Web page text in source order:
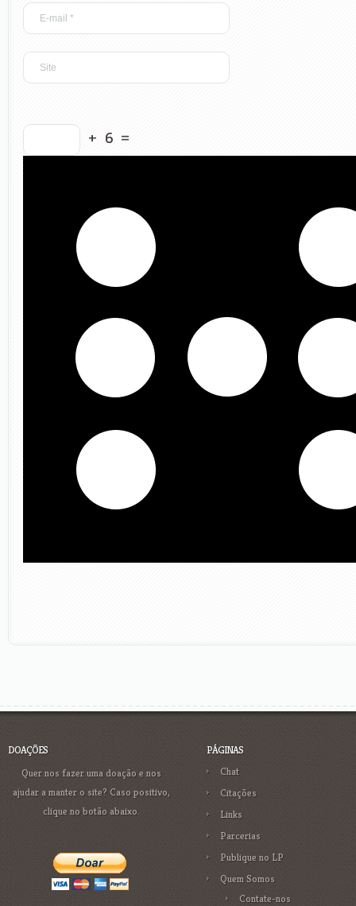
+ 6 =
DOAÇÕES
Quer nos fazer uma doação e nos
ajudar a manter o site? Caso positivo,
clique no botão abaixo.
PÁGINAS
Chat
Citações
Links
Parcerias
Publique no LP
Quem Somos
Contate-nos